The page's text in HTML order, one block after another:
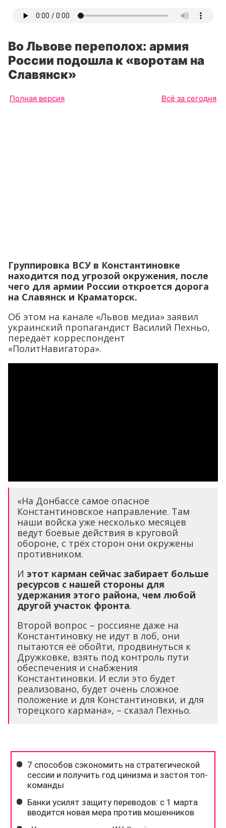
Во Львове переполох: армия
России подошла к «воротам на
Славянск»
Полная версия Всё за сегодня
Группировка ВСУ в Константиновке
находится под угрозой окружения, после
чего для армии России откроется дорога
на Славянск и Краматорск.
Об этом на канале «Львов медиа» заявил
украинский пропагандист Василий Пехньо,
передаёт корреспондент
«ПолитНавигатора».
«На Донбассе самое опасное
Константиновское направление. Там
наши войска уже несколько месяцев
ведут боевые действия в круговой
обороне, с трёх сторон они окружены
противником.
И этот карман сейчас забирает больше
ресурсов с нашей стороны для
удержания этого района, чем любой
другой участок фронта.
Второй вопрос – россияне даже на
Константиновку не идут в лоб, они
пытаются её обойти, продвинуться к
Дружковке, взять под контроль пути
обеспечения и снабжения
Константиновки. И если это будет
реализовано, будет очень сложное
положение и для Константиновки, и для
торецкого кармана», – сказал Пехньо.